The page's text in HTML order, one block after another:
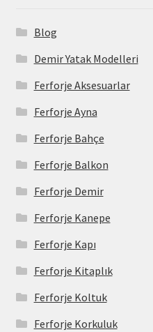
Blog
Demir Yatak Modelleri
Ferforje Aksesuarlar
Ferforje Ayna
Ferforje Bahçe
Ferforje Balkon
Ferforje Demir
Ferforje Kanepe
Ferforje Kapı
Ferforje Kitaplık
Ferforje Koltuk
Ferforje Korkuluk